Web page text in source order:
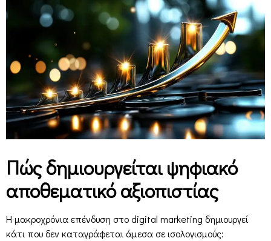
Πώς δημιουργείται ψηφιακό
αποθεματικό αξιοπιστίας
Η μακροχρόνια επένδυση στο digital marketing δημιουργεί
κάτι που δεν καταγράφεται άμεσα σε ισολογισμούς: